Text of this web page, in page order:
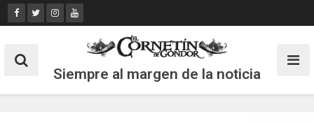
Skip
to
Siempre al margen de la noticia